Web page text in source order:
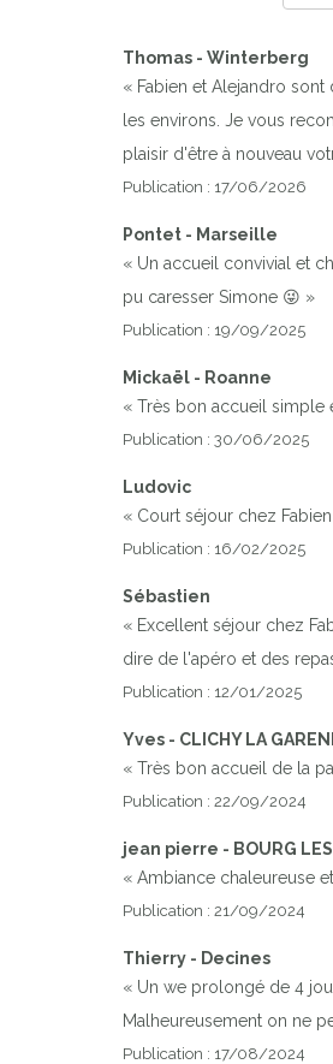
Thomas - Winterberg
« Fabien et Alejandro
les environs. Je vous
plaisir d'être à nouveau
Publication : 17/06/2026
Pontet - Marseille
« Un accueil convivial et
pu caresser Simone 😜 »
Publication : 19/09/2025
Mickaël - Roanne
« Très bon accueil simple
Publication : 30/06/2025
Ludovic
« Court séjour chez
Publication : 16/02/2025
Sébastien
« Excellent séjour chez
dire de l'apéro et des
Publication : 12/01/2025
Yves - CLICHY LA
« Très bon accueil de la
Publication : 22/09/2024
jean pierre - BOURG LES
« Ambiance chaleureuse
Publication : 21/09/2024
Thierry - Decines
« Un we prolongé de 4
Malheureusement on ne
Publication : 17/08/2024